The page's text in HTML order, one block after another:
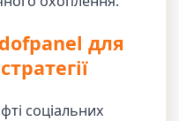
для
соціальних